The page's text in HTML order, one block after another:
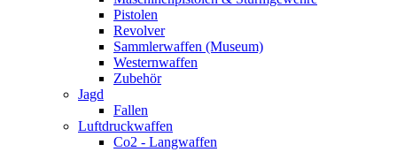
Pistolen
Revolver
Sammlerwaffen (Museum)
Westernwaffen
Zubehör
Jagd
Fallen
Luftdruckwaffen
Co2 - Langwaffen